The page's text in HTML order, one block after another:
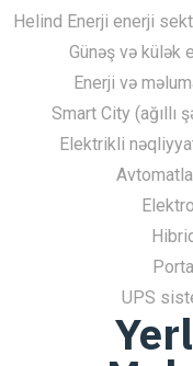
Helind Enerji enerji
Günəş və külək
Enerji və
Smart City (ağıllı
Elektrikli
UPS